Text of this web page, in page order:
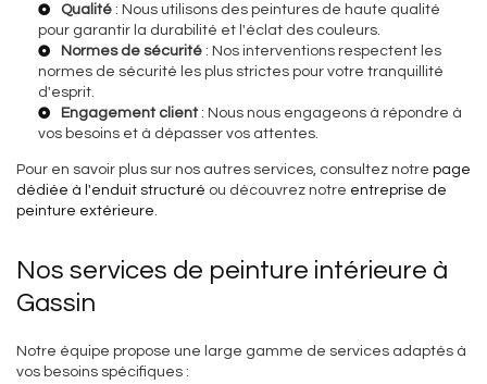
Qualité : Nous utilisons des peintures de haute qualité
pour garantir la durabilité et l'éclat des couleurs.
Normes de sécurité : Nos interventions respectent les
normes de sécurité les plus strictes pour votre tranquillité
d'esprit.
Engagement client : Nous nous engageons à répondre à
vos besoins et à dépasser vos attentes.
Pour en savoir plus sur nos autres services, consultez notre page
dédiée à l'enduit structuré ou découvrez notre entreprise de
peinture extérieure
Nos services de peinture intérieure à
Gassin
Notre équipe propose une large gamme de services adaptés à
vos besoins spécifiques :